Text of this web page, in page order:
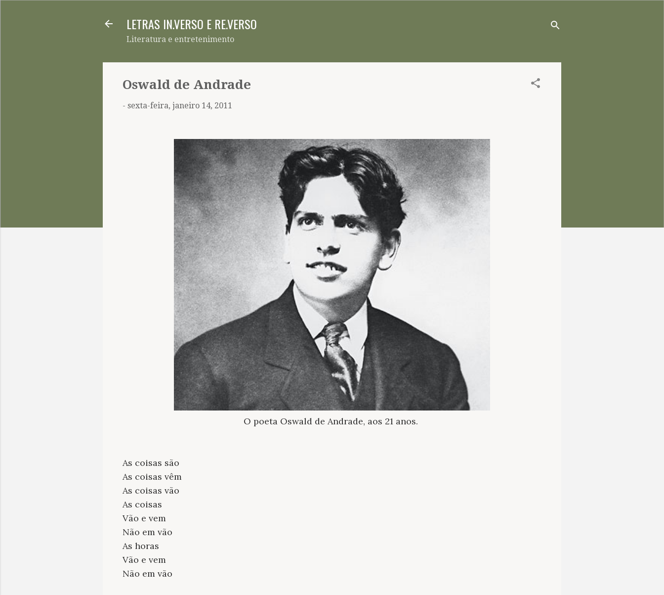
LETRAS IN.VERSO E RE.VERSO
Literatura e entretenimento
Oswald de Andrade
- sexta-feira, janeiro 14, 2011
O poeta Oswald de Andrade, aos 21 anos.
As coisas são
As coisas vêm
As coisas vão
As coisas
Vão e vem
Não em vão
As horas
Vão e vem
Não em vão